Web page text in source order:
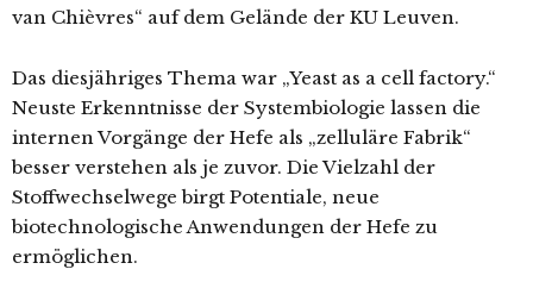
van Chièvres“ auf dem Gelände der KU Leuven.
Das diesjähriges Thema war „Yeast as a cell factory.“
Neuste Erkenntnisse der Systembiologie lassen die
internen Vorgänge der Hefe als „zelluläre Fabrik“
besser verstehen als je zuvor. Die Vielzahl der
Stoffwechselwege birgt Potentiale, neue
biotechnologische Anwendungen der Hefe zu
ermöglichen.